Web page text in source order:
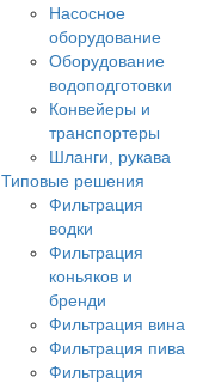
Насосное
оборудование
Оборудование
водоподготовки
Конвейеры и
транспортеры
Шланги, рукава
Типовые решения
Фильтрация
водки
Фильтрация
коньяков и
бренди
Фильтрация вина
Фильтрация пива
Фильтрация